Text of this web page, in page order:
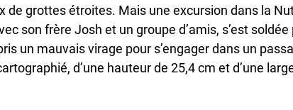
de grottes étroites. Mais une excursion dans la
son frère Josh et un groupe d’amis, s’est soldée
un mauvais virage pour s’engager dans un
d’une hauteur de 25,4 cm et d’une